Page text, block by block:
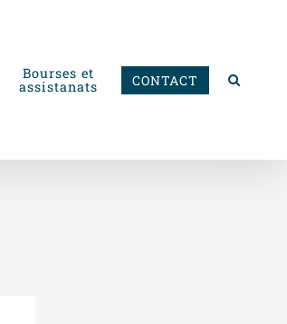
Bourses et
assistanats CONTACT